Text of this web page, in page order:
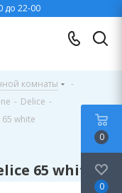
до 22-00
комнаты
-
- Delice -
white
65 white
0
0